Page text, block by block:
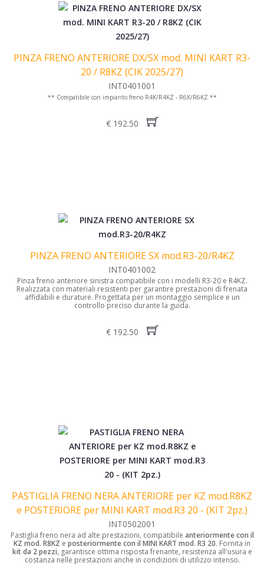
PINZA FRENO ANTERIORE DX/SX mod. MINI KART R3-
20 / R8KZ (CIK 2025/27)
INT0401001
** Compatibile con impianto freno R4K/R4KZ - R6K/R6KZ **
€ 192.50
PINZA FRENO ANTERIORE SX mod.R3-20/R4KZ
INT0401002
Pinza freno anteriore sinistra compatibile con i modelli R3-20 e R4KZ.
Realizzata con materiali resistenti per garantire prestazioni di frenata
affidabili e durature. Progettata per un montaggio semplice e un
controllo preciso durante la guida.
€ 192.50
PASTIGLIA FRENO NERA ANTERIORE per KZ mod.R8KZ
e POSTERIORE per MINI KART mod.R3 20 - (KIT 2pz.)
INT0502001
Pastiglia freno nera ad alte prestazioni, compatibile anteriormente con il
KZ mod. R8KZ e posteriormente con il MINI KART mod. R3 20. Fornita in
kit da 2 pezzi, garantisce ottima risposta frenante, resistenza all'usura e
costanza nelle prestazioni anche in condizioni di utilizzo intenso.